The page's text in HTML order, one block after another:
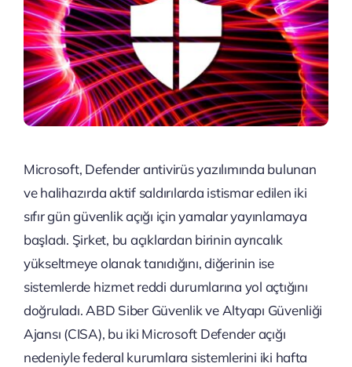
Microsoft, Defender antivirüs yazılımında bulunan
ve halihazırda aktif saldırılarda istismar edilen iki
sıfır gün güvenlik açığı için yamalar yayınlamaya
başladı. Şirket, bu açıklardan birinin ayrıcalık
yükseltmeye olanak tanıdığını, diğerinin ise
sistemlerde hizmet reddi durumlarına yol açtığını
doğruladı. ABD Siber Güvenlik ve Altyapı Güvenliği
Ajansı (CISA), bu iki Microsoft Defender açığı
nedeniyle federal kurumlara sistemlerini iki hafta